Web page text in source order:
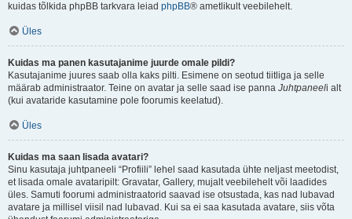
kuidas tõlkida phpBB tarkvara leiad phpBB® ametlikult veebilehelt.
Üles
Kuidas ma panen kasutajanime juurde omale pildi?
Kasutajanime juures saab olla kaks pilti. Esimene on seotud tiitliga ja selle
määrab administraator. Teine on avatar ja selle saad ise panna Juhtpaneeli alt
(kui avataride kasutamine pole foorumis keelatud).
Üles
Kuidas ma saan lisada avatari?
Sinu kasutaja juhtpaneeli “Profiili” lehel saad kasutada ühte neljast meetodist,
et lisada omale avataripilt: Gravatar, Gallery, mujalt veebilehelt või laadides
üles. Samuti foorumi administraatorid saavad ise otsustada, kas nad lubavad
avatare ja millisel viisil nad lubavad. Kui sa ei saa kasutada avatare, siis võta